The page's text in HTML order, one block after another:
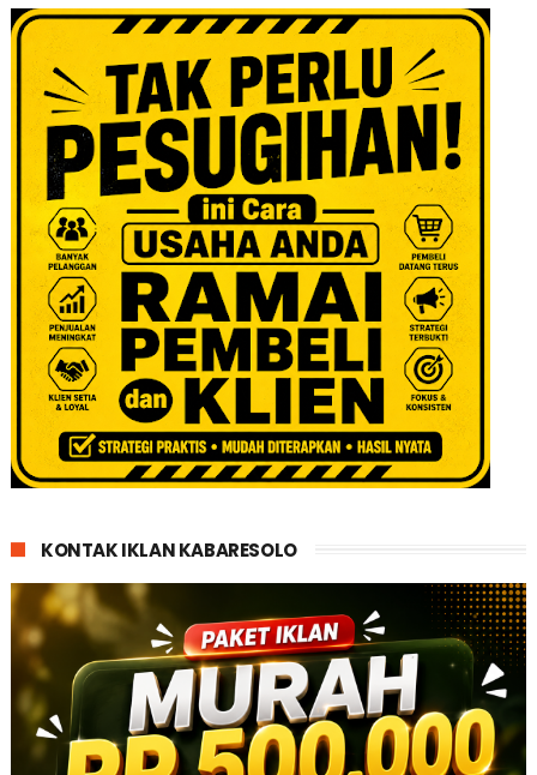
KONTAK IKLAN KABARESOLO